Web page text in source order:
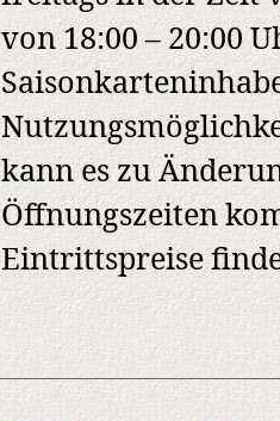
von 18:00 – 20:00
kann es zu
Öffnungszeiten
Eintrittspreise